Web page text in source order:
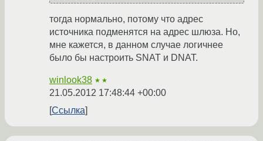
тогда нормально, потому что адрес
источника подменятся на адрес шлюза. Но,
мне кажется, в данном случае логичнее
было бы настроить SNAT и DNAT.
winlook38 ★★
21.05.2012 17:48:44 +00:00
Ссылка